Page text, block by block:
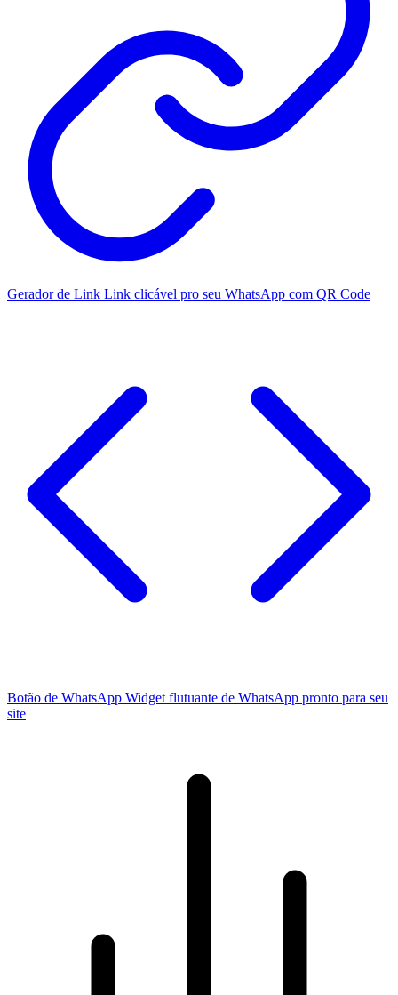
Gerador de Link Link clicável pro seu WhatsApp com QR Code
Botão de WhatsApp Widget flutuante de WhatsApp pronto para seu
site